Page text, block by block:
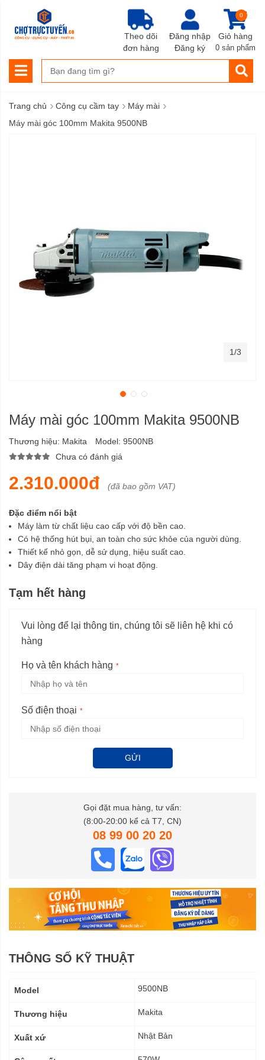
Đăng nhập
Đăng ký
Giỏ hàng
0
0 sản phẩm
Theo dõi
đơn hàng
Trang chủ › Công cụ cầm tay › Máy mài ›
Máy mài góc 100mm Makita 9500NB
Máy mài góc 100mm Makita 9500NB
Thương hiệu: Makita Model: 9500NB
Chưa có đánh giá
2.310.000đ (đã bao gồm VAT)
Đặc điểm nổi bật
Máy làm từ chất liệu cao cấp với độ bền cao.
Có hệ thống hút bụi, an toàn cho sức khỏe của người dùng.
Thiết kế nhỏ gọn, dễ sử dụng, hiệu suất cao.
Dây điện dài tăng phạm vi hoạt động.
Tạm hết hàng
Vui lòng để lại thông tin, chúng tôi sẽ liên hệ khi có
hàng
Họ và tên khách hàng
Số điện thoại
GỬI
Gọi đặt mua hàng, tư vấn:
(8:00-20:00 kể cả T7, CN)
08 99 00 20 20
1/3
THÔNG SỐ KỸ THUẬT
kỹ
Model 9500NB
Thương hiệu Makita
Xuất xứ Nhật Bản